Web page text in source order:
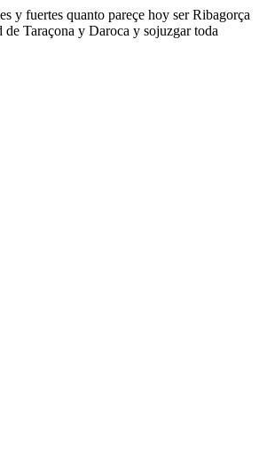
y fuertes quanto pareçe hoy ser Ribagorça
Taraçona y Daroca y sojuzgar toda